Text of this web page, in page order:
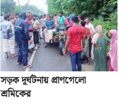
সড়ক দূর্ঘটনায় প্রাণগেলো
শ্রমিকের